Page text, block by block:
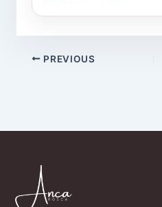
PREVIOUS